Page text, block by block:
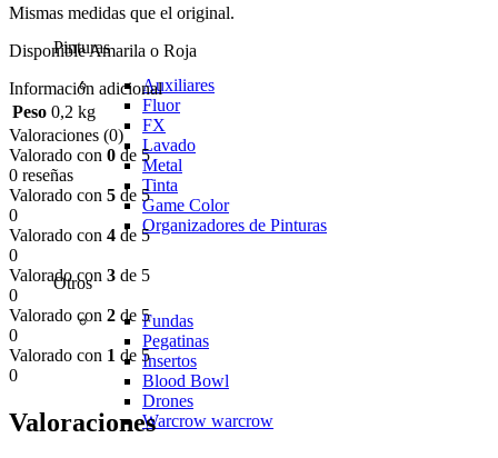
Pinturas
Auxiliares
Fluor
FX
Lavado
Metal
Tinta
Game Color
Organizadores de Pinturas
Otros
Fundas
Pegatinas
Insertos
Blood Bowl
Drones
Warcrow warcrow
Mismas medidas que el original.
Disponible Amarila o Roja
Información adicional
Peso 0,2 kg
Valoraciones (0)
Valorado con 0 de 5
0 reseñas
Valorado con 5 de 5
0
Valorado con 4 de 5
0
Valorado con 3 de 5
0
Valorado con 2 de 5
0
Valorado con 1 de 5
0
Valoraciones